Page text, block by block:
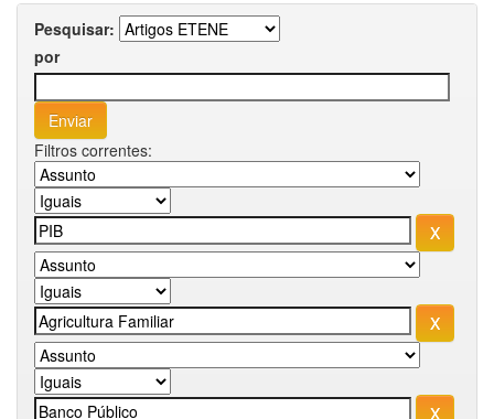
Pesquisar:
por
Filtros correntes: